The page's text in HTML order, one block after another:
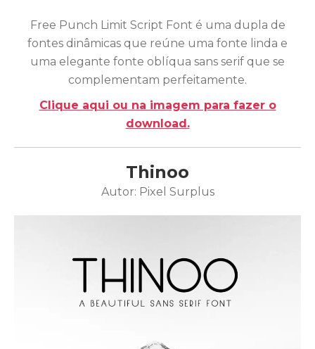
Free Punch Limit Script Font é uma dupla de
fontes dinâmicas que reúne uma fonte linda e
uma elegante fonte oblíqua sans serif que se
complementam perfeitamente.
Clique aqui ou na imagem para fazer o
download.
Thinoo
Autor: Pixel Surplus